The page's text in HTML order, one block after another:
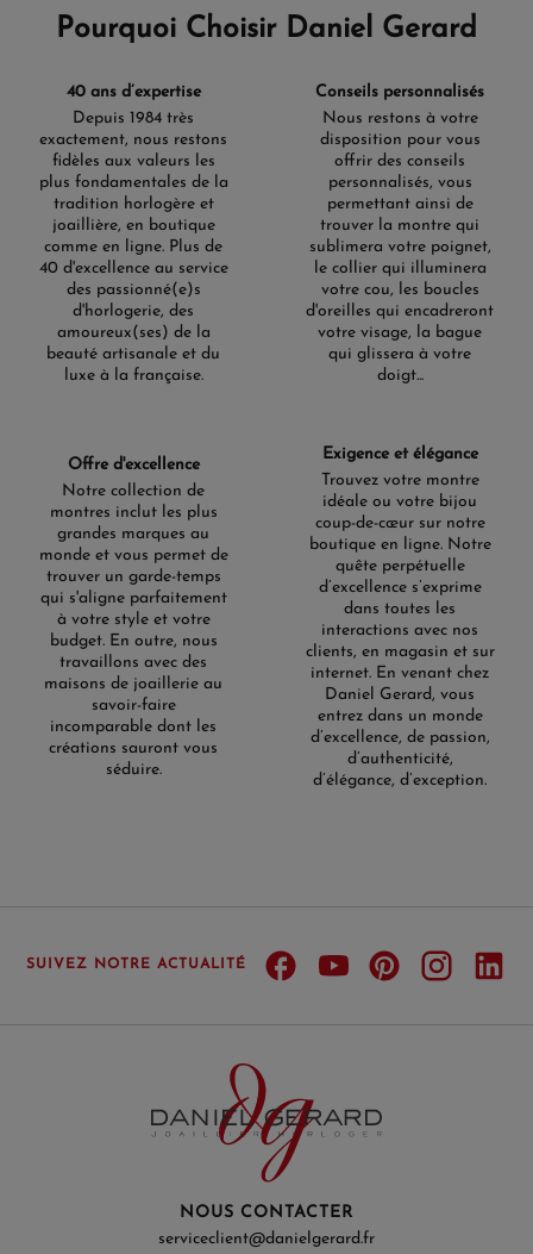
Pourquoi Choisir Daniel Gerard
40 ans d’expertise
Depuis 1984 très
exactement, nous restons
fidèles aux valeurs les
plus fondamentales de la
tradition horlogère et
joaillière, en boutique
comme en ligne. Plus de
40 d'excellence au service
des passionné(e)s
d'horlogerie, des
amoureux(ses) de la
beauté artisanale et du
luxe à la française.
Conseils personnalisés
Nous restons à votre
disposition pour vous
offrir des conseils
personnalisés, vous
permettant ainsi de
trouver la montre qui
sublimera votre poignet,
le collier qui illuminera
votre cou, les boucles
d'oreilles qui encadreront
votre visage, la bague
qui glissera à votre
doigt...
Offre d'excellence
Notre collection de
montres inclut les plus
grandes marques au
monde et vous permet de
trouver un garde-temps
qui s'aligne parfaitement
à votre style et votre
budget. En outre, nous
travaillons avec des
maisons de joaillerie au
savoir-faire
incomparable dont les
créations sauront vous
séduire.
Exigence et élégance
Trouvez votre montre
idéale ou votre bijou
coup-de-cœur sur notre
boutique en ligne. Notre
quête perpétuelle
d’excellence s’exprime
dans toutes les
interactions avec nos
clients, en magasin et sur
internet. En venant chez
Daniel Gerard, vous
entrez dans un monde
d’excellence, de passion,
d’authenticité,
d’élégance, d’exception.
SUIVEZ NOTRE ACTUALITÉ
NOUS CONTACTER
serviceclient@danielgerard.fr